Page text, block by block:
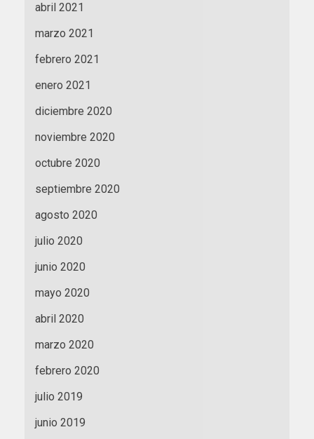
abril 2021
marzo 2021
febrero 2021
enero 2021
diciembre 2020
noviembre 2020
octubre 2020
septiembre 2020
agosto 2020
julio 2020
junio 2020
mayo 2020
abril 2020
marzo 2020
febrero 2020
julio 2019
junio 2019